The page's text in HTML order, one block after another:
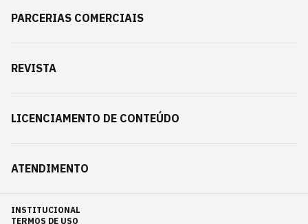
PARCERIAS COMERCIAIS
REVISTA
LICENCIAMENTO DE CONTEÚDO
ATENDIMENTO
INSTITUCIONAL
TERMOS DE USO